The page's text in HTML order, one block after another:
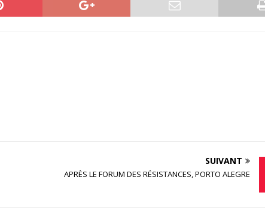
SUIVANT
APRÈS LE FORUM DES RÉSISTANCES, PORTO ALEGRE